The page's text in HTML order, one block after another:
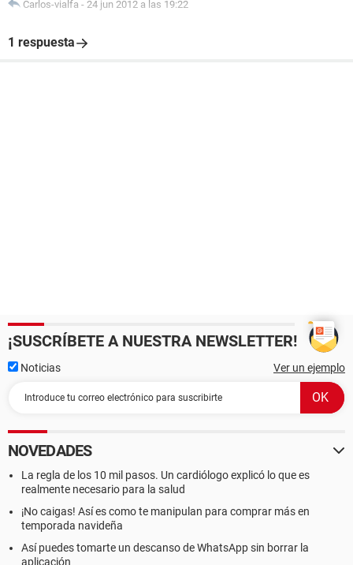
Carlos-vialfa - 24 jun 2012 a las 19:22
1 respuesta
¡SUSCRÍBETE A NUESTRA NEWSLETTER!
Noticias Ver un ejemplo
NOVEDADES
La regla de los 10 mil pasos. Un cardiólogo explicó lo que es
realmente necesario para la salud
¡No caigas! Así es como te manipulan para comprar más en
temporada navideña
Así puedes tomarte un descanso de WhatsApp sin borrar la
aplicación